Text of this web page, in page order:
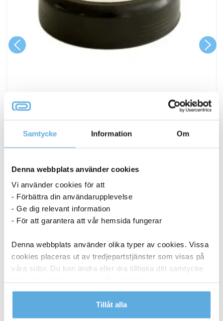
Samtycke Information Om
Denna webbplats använder cookies
Vi använder cookies för att
- Förbättra din användarupplevelse
- Ge dig relevant information
- För att garantera att vår hemsida fungerar
Denna webbplats använder olika typer av cookies. Vissa
cookies placeras ut av tredjepartstjänster som visas på
våra sidor. Du kan ändra eller dra tillbaka ditt samtycke
Läs mer i vår integritetspolicy om vilka vi är, hur du
kontaktar oss och på vilket sätt vi behandlar
Tillåt alla
18,69kr
Kuvertfuktare
Svampkopp
ANDRA KÖPTE OCKSÅ